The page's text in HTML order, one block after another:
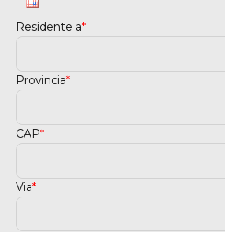
Residente a*
Provincia*
CAP*
Via*